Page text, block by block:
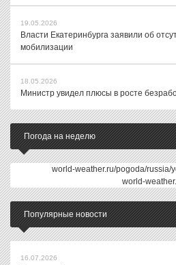
19.05.2026
Власти Екатеринбурга заявили об
мобилизации
18.05.2026
Министр увидел плюсы в росте
Погода на неделю
world-weather.ru/pogoda/russia/
world-
Популярные новости
16.07.2026